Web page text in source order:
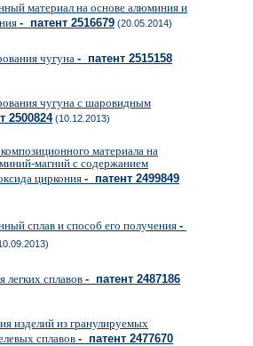
материал на основе алюминия и
- патент 2516679 (20.05.2014)
чугуна - патент 2515158
чугуна с шаровидным
2500824(10.12.2013)
материала на
магний с содержанием
циркония- патент 2499849
сплав и способ его получения -
легких сплавов- патент 2487186
изделий из гранулируемых
сплавов - патент 2477670